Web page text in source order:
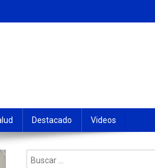
Destacado Videos